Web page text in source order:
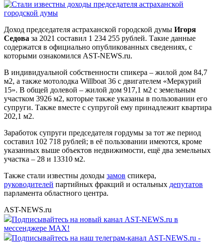
Доход председателя астраханской городской думы Игоря
Седова за 2021 составил 1 234 255 рублей. Такие данные
содержатся в официально опубликованных сведениях, с
которыми ознакомился AST-NEWS.ru.
В индивидуальной собственности спикера – жилой дом 84,7
м2, а также мотолодка Willboat 36 с двигателем «Меркурий
15». В общей долевой – жилой дом 917,1 м2 с земельным
участком 3926 м2, которые также указаны в пользовании его
супруги. Также вместе с супругой ему принадлежит квартира
202,1 м2.
Заработок супруги председателя гордумы за тот же период
составил 102 718 рублей; в её пользовании имеются, кроме
указанных выше объектов недвижимости, ещё два земельных
участка – 28 и 13310 м2.
Также стали известны доходы замов спикера,
руководителей партийных фракций и остальных депутатов
парламента областного центра.
AST-NEWS.ru
Подписывайтесь на новый канал AST-NEWS.ru в
мессенджере MAX!
Подписывайтесь на наш телеграм-канал AST-NEWS.ru -